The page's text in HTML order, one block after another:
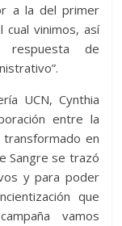
a la del primer
vinimos, así
de
UCN, Cynthia
entre la
en
Sangre se trazó
y para poder
que
vamos